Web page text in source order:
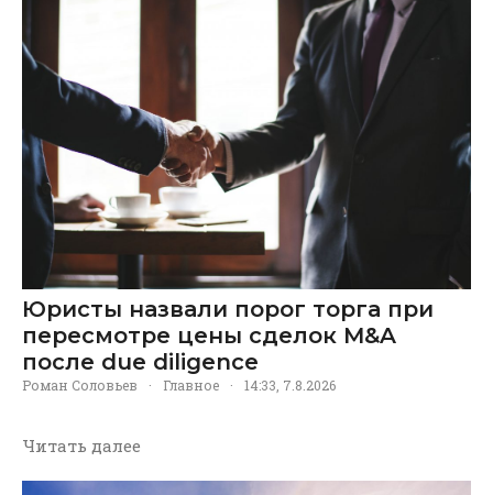
Юристы назвали порог торга при
пересмотре цены сделок M&A
после due diligence
Роман Соловьев · Главное · 14:33, 7.8.2026
Читать далее